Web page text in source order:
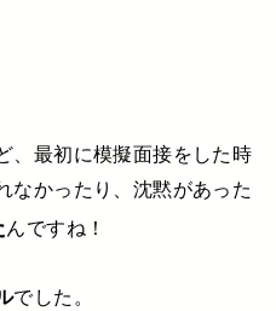
最初に模擬面接をした時
かったり、 沈黙があった
んですね！
でした。